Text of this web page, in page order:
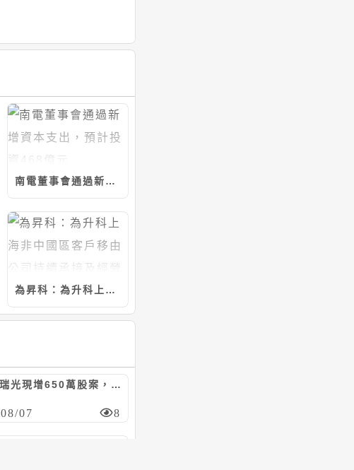
南電董事會通過新增資本支出，預計投資468億元
為昇科：為升科上海非中國區客戶移由公司持續承接及經營後、將退出中國市場
晶瑞光現增650萬股案，每股30元、認股基準日8/29
08/07 8